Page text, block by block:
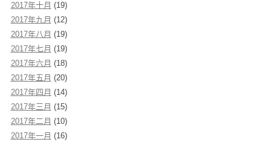
2017年十月 (19)
2017年九月 (12)
2017年八月 (19)
2017年七月 (19)
2017年六月 (18)
2017年五月 (20)
2017年四月 (14)
2017年三月 (15)
2017年二月 (10)
2017年一月 (16)